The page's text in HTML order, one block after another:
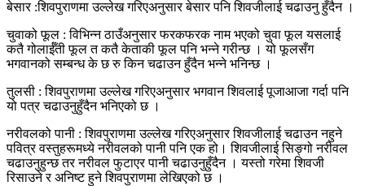
बेसार :शिवपुराणमा उल्लेख गरिएअनुसार बेसार पनि शिवजीलाई चढाउनु हुँदैन ।
चुवाको फूल : विभिन्न ठाउँअनुसार फरकफरक नाम भएको चुवा फूल यसलाई
कतै गोलाईँती फूल त कतै केताकी फूल पनि भन्ने गरीन्छ । यो फूलसँग
भगवानको सम्बन्ध के छ रु किन चढाउन हुँदैन भन्ने भनिन्छ ।
तुलसी : शिवपुराणमा उल्लेख गरिएअनुसार भगवान शिवलाई पूजाआजा गर्दा पनि
यो पत्र चढाउनुहुँदैन भनिएको छ ।
नरीवलको पानी : शिवपुराणमा उल्लेख गरिएअनुसार शिवजीलाई चढाउन नहुने
पवित्र वस्तुहरूमध्ये नरीवलको पानी पनि एक हो। शिवजीलाई सिङ्गो नरीवल
चढाउनुहुन्छ तर नरीवल फुटाएर पानी चढाउनुहुँदैन । यस्तो गरेमा शिवजी
रिसाउने र अनिष्ट हुने शिवपुराणमा लेखिएको छ ।